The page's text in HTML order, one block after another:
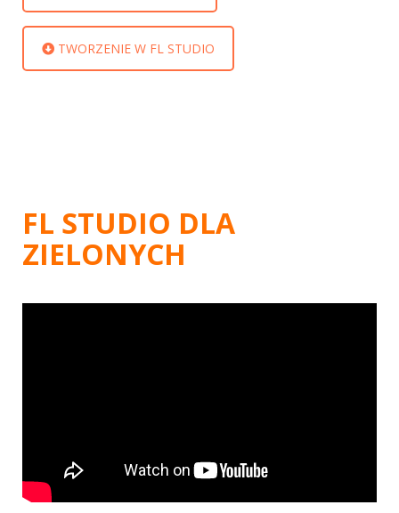
TWORZENIE W FL STUDIO
FL STUDIO DLA
ZIELONYCH